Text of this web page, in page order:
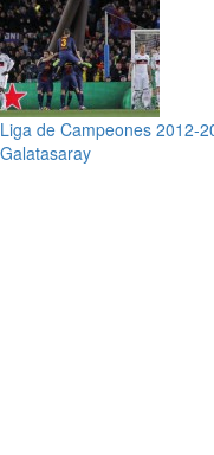
Liga de Campeones 2012-
Galatasaray